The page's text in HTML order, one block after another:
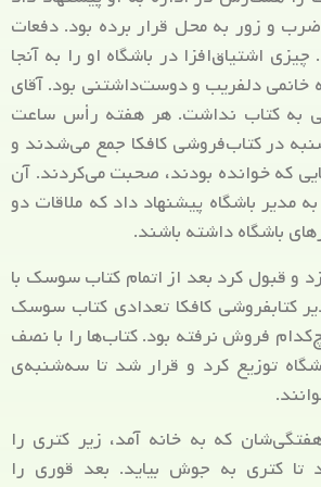
ضرب و زور به محل قرار برده بود. دفعات
اشتیاق‌افزا در باشگاه او را به آنجا
خانمی دلفریب و دوست‌داشتنی بود. آقای
به کتاب نداشت. هر هفته رأس ساعت
در کتاب‌فروشی کافکا جمع می‌شدند و
که خوانده بودند، صحبت می‌کردند. آن
مدیر باشگاه پیشنهاد داد که ملاقات دو
باشگاه داشته باشند.
و قبول کرد بعد از اتمام کتاب سوسک با
کتابفروشی کافکا تعدادی کتاب سوسک
فروش نرفته بود. کتاب‌ها را با نصف
توزیع کرد و قرار شد تا سه‌شنبه‌ی
که به خانه آمد، زیر کتری را
کتری به جوش بیاید. بعد قوری را